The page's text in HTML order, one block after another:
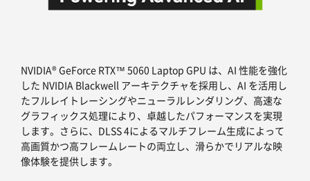
NVIDIA® GeForce RTX™ 5060 Laptop GPU は、AI 性能を強化
した NVIDIA Blackwell アーキテクチャを採用し、AI を活用し
たフルレイトレーシングやニューラルレンダリング、高速な
グラフィックス処理により、卓越したパフォーマンスを実現
します。さらに、DLSS 4によるマルチフレーム生成によって
高画質かつ高フレームレートの両立し、滑らかでリアルな映
像体験を提供します。